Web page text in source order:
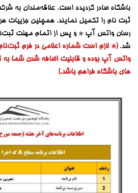
باشگاه صادر گردیده است. علاقه‌مندان به
ثبت نام را تکمیل نمایند. همچنین جزییات هر
رسان واتس آپ * و پس از اتمام مهلت
شد. (* لازم است شماره اعلامی در فرم
واتس آپ بوده و قابلیت اضافه شدن شما به
های باشگاه فراهم باشد.)